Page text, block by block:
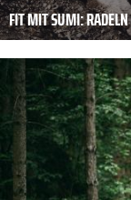
FIT MIT SUMI: